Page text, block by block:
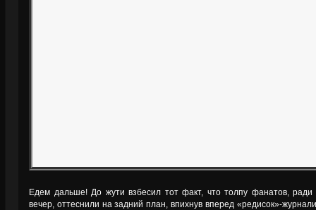
Едем дальше! До жути взбесил тот факт, что толпу фанатов, ради
вечер, оттеснили на задний план, впихнув вперед «редисок»-